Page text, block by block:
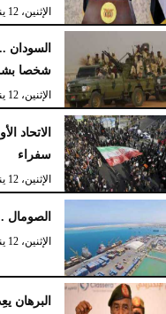
الإثنين، 12 يناير 2026
شخصا
الإثنين، 12 يناير 2026
سفراء
الإثنين، 12 يناير 2026
الصومال
الإثنين، 12 يناير 2026
البرهان